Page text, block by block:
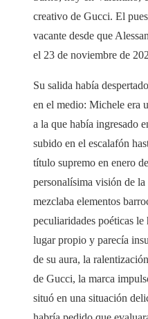
creativo de Gucci. El
vacante desde que
el 23 de noviembre de
Su salida había
en el medio: Michele era
a la que había ingresado
subido en el escalafón
título supremo en enero
personalísima visión de la
mezclaba elementos
peculiaridades poéticas le
lugar propio y parecía
de su aura, la
de Gucci, la marca
situó en una situación